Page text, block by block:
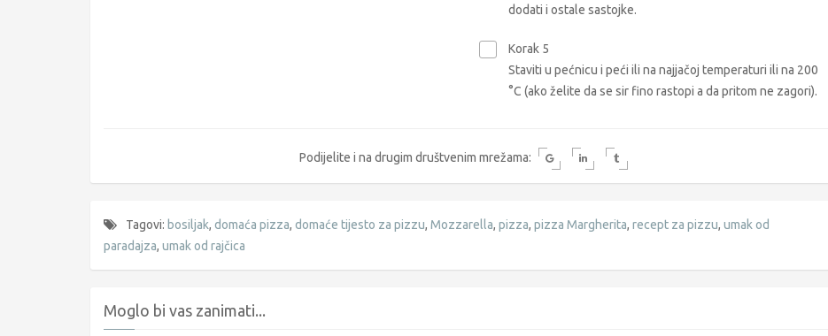
dodati i ostale sastojke.
Korak 5
Staviti u pećnicu i peći ili na najjačoj temperaturi ili na 200
°C (ako želite da se sir fino rastopi a da pritom ne zagori).
Podijelite i na drugim društvenim mrežama:
Tagovi: bosiljak, domaća pizza, domaće tijesto za pizzu, Mozzarella, pizza, pizza Margherita, recept za pizzu, umak od
paradajza, umak od rajčica
Moglo bi vas zanimati...